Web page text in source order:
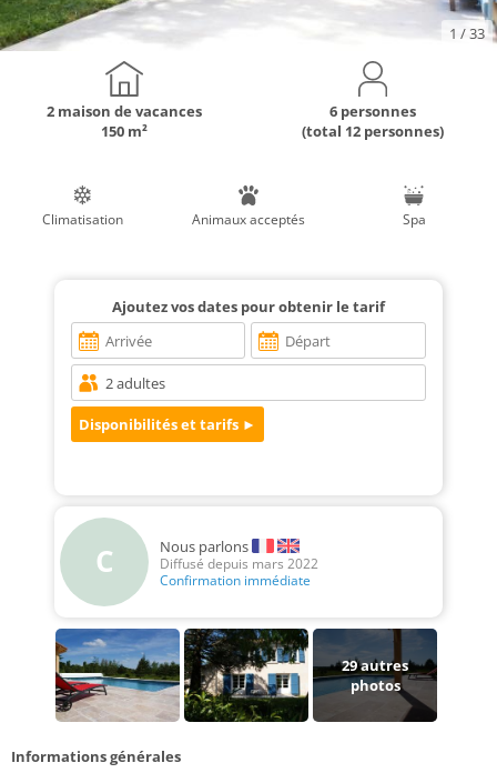
1 / 33
2 maison de vacances
150 m²
6 personnes
(total 12 personnes)
Climatisation Animaux acceptés Spa
Ajoutez vos dates pour obtenir le tarif
C Nous parlons
Diffusé depuis mars 2022
Confirmation immédiate
29autres
photos
Informations générales